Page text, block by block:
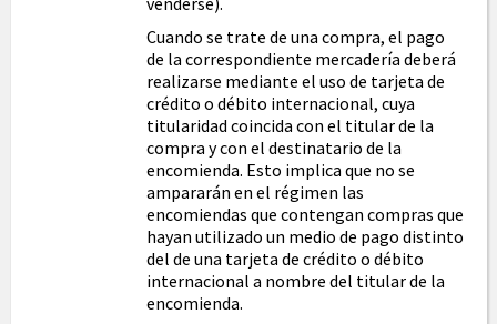
Cuando se trate de una compra, el pago
de la correspondiente mercadería deberá
realizarse mediante el uso de tarjeta de
crédito o débito internacional, cuya
titularidad coincida con el titular de la
compra y con el destinatario de la
encomienda. Esto implica que no se
ampararán en el régimen las
encomiendas que contengan compras que
hayan utilizado un medio de pago distinto
del de una tarjeta de crédito o débito
internacional a nombre del titular de la
encomienda.